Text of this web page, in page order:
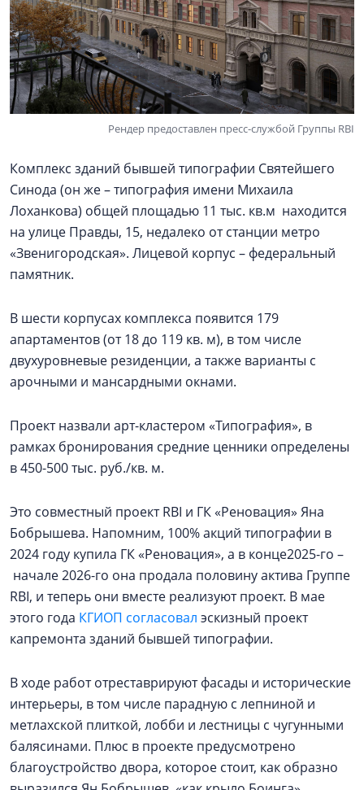
Рендер предоставлен пресс-службой Группы RBI
Комплекс зданий бывшей типографии Святейшего
Синода (он же – типография имени Михаила
Лоханкова) общей площадью 11 тыс. кв.м находится
на улице Правды, 15, недалеко от станции метро
«Звенигородская». Лицевой корпус – федеральный
памятник.
В шести корпусах комплекса появится 179
апартаментов (от 18 до 119 кв. м), в том числе
двухуровневые резиденции, а также варианты с
арочными и мансардными окнами.
Проект назвали арт-кластером «Типография», в
рамках бронирования средние ценники определены
в 450-500 тыс. руб./кв. м.
Это совместный проект RBI и ГК «Реновация» Яна
Бобрышева. Напомним, 100% акций типографии в
2024 году купила ГК «Реновация», а в конце2025-го –
начале 2026-го она продала половину актива Группе
RBI, и теперь они вместе реализуют проект. В мае
этого года КГИОП согласовал эскизный проект
капремонта зданий бывшей типографии.
В ходе работ отреставрируют фасады и исторические
интерьеры, в том числе парадную с лепниной и
метлахской плиткой, лобби и лестницы с чугунными
балясинами. Плюс в проекте предусмотрено
благоустройство двора, которое стоит, как образно